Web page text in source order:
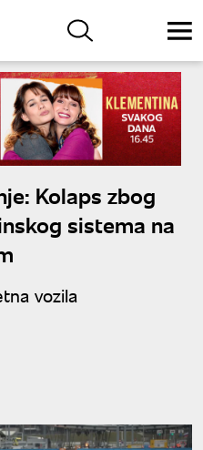
Kolaps zbog
sistema na
vozila